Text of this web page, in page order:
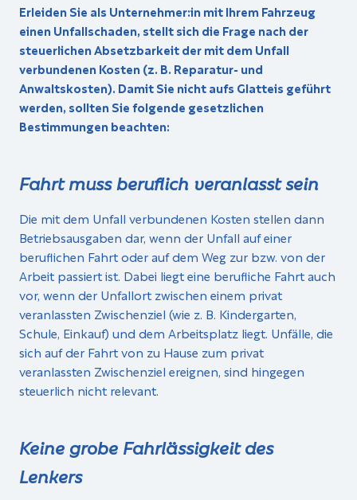
Erleiden Sie als Unternehmer:in mit Ihrem Fahrzeug
einen Unfallschaden, stellt sich die Frage nach der
steuerlichen Absetzbarkeit der mit dem Unfall
verbundenen Kosten (z. B. Reparatur- und
Anwaltskosten). Damit Sie nicht aufs Glatteis geführt
werden, sollten Sie folgende gesetzlichen
Bestimmungen beachten:
Fahrt muss beruflich veranlasst sein
Die mit dem Unfall verbundenen Kosten stellen dann
Betriebsausgaben dar, wenn der Unfall auf einer
beruflichen Fahrt oder auf dem Weg zur bzw. von der
Arbeit passiert ist. Dabei liegt eine berufliche Fahrt auch
vor, wenn der Unfallort zwischen einem privat
veranlassten Zwischenziel (wie z. B. Kindergarten,
Schule, Einkauf) und dem Arbeitsplatz liegt. Unfälle, die
sich auf der Fahrt von zu Hause zum privat
veranlassten Zwischenziel ereignen, sind hingegen
steuerlich nicht relevant.
Keine grobe Fahrlässigkeit des
Lenkers